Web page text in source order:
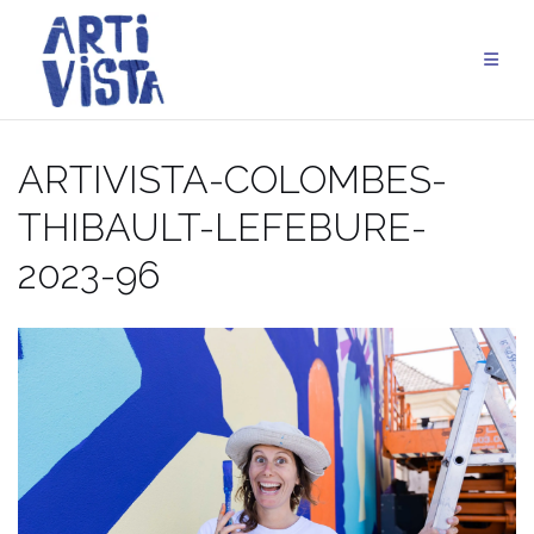
contenu
ARTIVISTA-COLOMBES-
THIBAULT-LEFEBURE-
2023-96